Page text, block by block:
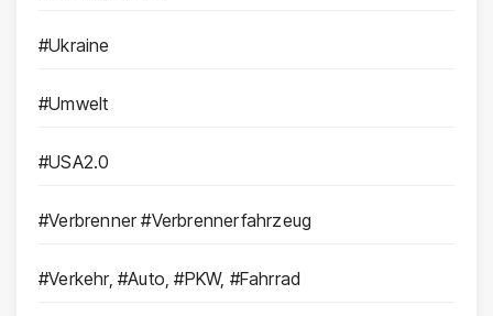
#Ukraine
#Umwelt
#USA2.0
#Verbrenner #Verbrennerfahrzeug
#Verkehr, #Auto, #PKW, #Fahrrad